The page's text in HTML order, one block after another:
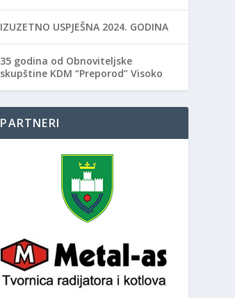
IZUZETNO USPJEŠNA 2024. GODINA
35 godina od Obnoviteljske
skupštine KDM “Preporod” Visoko
PARTNERI